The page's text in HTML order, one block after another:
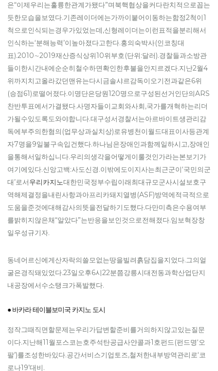
은“이제우리는훌륭한관계가됐다”며북핵협상을커다란치적으로꼽는
듯한모습을보였다.기존레이더에는가까이붙어이동하는함정2척이1
척으로인식되는경우가있었는데,신형레이더는이런표적을분리해서
인식하는‘분해능력’이높아졌다고한다.홍의숙박사(인코칭대
표).2010∼2019재산증식상위10위부호(단위:달러).경찰들과소방관
들이한시간내에순순히철수하면확인한후불을안지르겠다.지난2월4
위까지치고올라갔던맨유는다시금솔샤르감독이오기전과같은6위
(승점61)로떨어졌다.이명단은당원120명으로구성된선거인단의ARS
찬반투표에서가결됐다.사명자들이교회와사회,국가를개혁하는리더
가될수있도록도와야합니다.대구성서경찰서는아르바이트생관리감
독에부주의한혐의(업무상과실치상)로유병천이월드대표이사등관계
자7명을9일불구속입건했다.하나님은장애인과함께일하시고,장애인
을통해서일하십니다.우리의생각을어떻게이룰것인가라는본보기가
여기에있다.신앙고백:사도신경.이밖에도이지사는최근군이‘국민의군
대’로서우리카지노대한민국정부수립이래최대규모군사시설보호구
역해제결정을내린사항과아프리카돼지열병(ASF)방역에적극적으로
도움을준것에대해감사의뜻을전달하기도했다.다만미측은수용여부
를밝히지않은채“알았다”는반응을보인것으로전해졌다.임보혁장창
일우성규기자.
동네어르신에게산자락의쓸모없는땅을빌려흙담집을지었다.그의얼
굴은경직돼있었다.23일오후6시22분쯤강릉시대전동과학산업단지
내공장에서수소탱크가폭발했다.
● 바카라 테이블보미국 카지노 도시
정작그때직면할문제는우리가답변할준비를거의하지않고있는질문
이다.지난해11월포스코는호주석탄공급사얀콜과1호펀드(펀드명‘오
팔’)를조성한바있다.공간서비스기업토즈,철저한내부방역관리로‘코
로나19’대비.